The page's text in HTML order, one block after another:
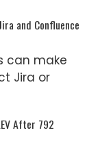
and Confluence
can make
Jira or
After 792